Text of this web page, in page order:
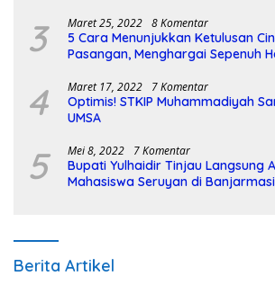
3 Maret 25, 2022 8 Komentar
5 Cara Menunjukkan Ketulusan
Pasangan, Menghargai Sepenuh
4 Maret 17, 2022 7 Komentar
Optimis! STKIP Muhammadiyah
UMSA
5 Mei 8, 2022 7 Komentar
Bupati Yulhaidir Tinjau Langsung
Mahasiswa Seruyan di
Berita Artikel